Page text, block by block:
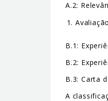
A.2:
B.1:
B.2:
B.3: Carta
A